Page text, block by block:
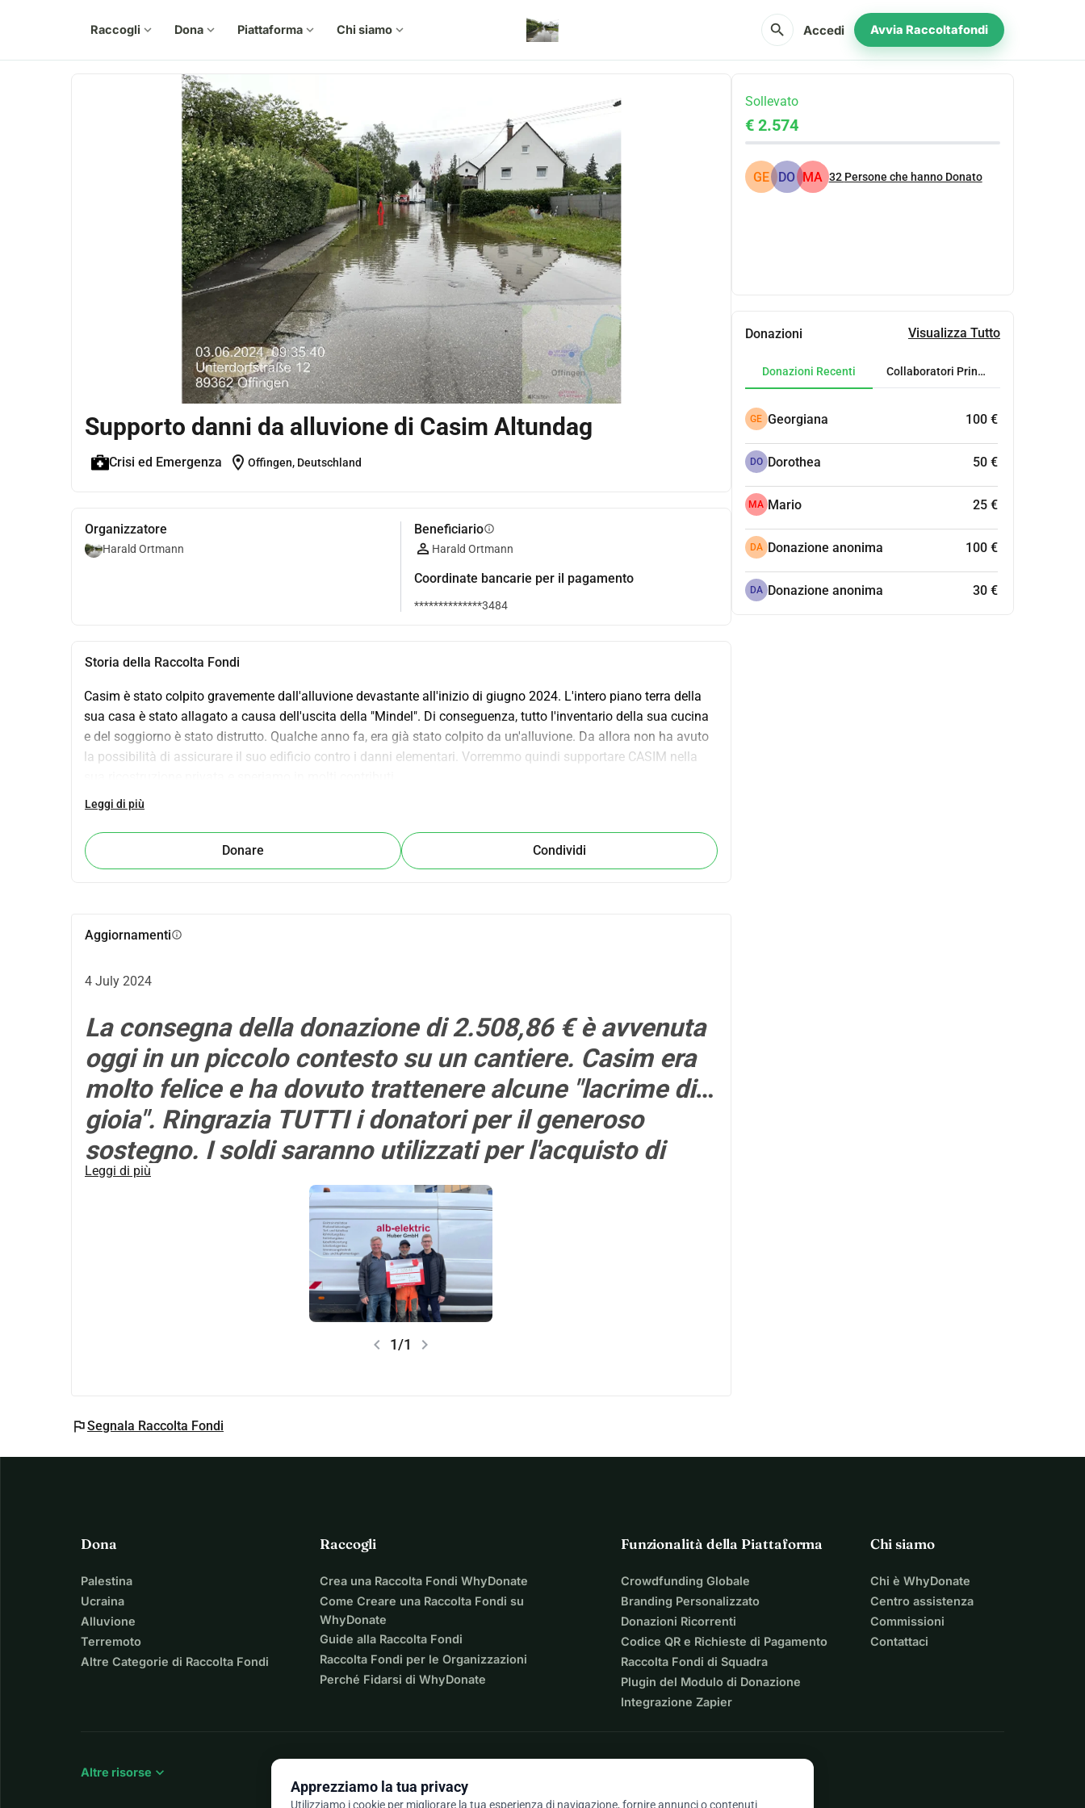
Raccogli expand_more Dona expand_more Piattaforma expand_more Chi siamo expand_more search Accedi Avvia Raccoltafondi
Supporto danni da alluvione di Casim Altundag
Crisi ed Emergenza location_on Offingen, Deutschland
Organizzatore
Harald Ortmann
Beneficiarioinfo
Harald Ortmann
Coordinate bancarie per il pagamento
**************3484
Storia della Raccolta Fondi
Casim è stato colpito gravemente dall'alluvione devastante all'inizio di giugno 2024. L'intero piano terra della
sua casa è stato allagato a causa dell'uscita della "Mindel". Di conseguenza, tutto l'inventario della sua cucina
e del soggiorno è stato distrutto. Qualche anno fa, era già stato colpito da un'alluvione. Da allora non ha avuto
la possibilità di assicurare il suo edificio contro i danni elementari. Vorremmo quindi supportare CASIM nella
Cari saluti,
Leggi di più
Donare Condividi
Aggiornamentiinfo
4 July 2024
La consegna della donazione di 2.508,86 € è avvenuta
oggi in un piccolo contesto su un cantiere. Casim era
molto felice e ha dovuto trattenere alcune "lacrime di
gioia". Ringrazia TUTTI i donatori per il generoso
sostegno. I soldi saranno utilizzati per l'acquisto di
mobili e per la cucina.
Leggi di più
chevron_left 1/1 chevron_right
flagSegnala Raccolta Fondi
Sollevato
€ 2.574
GE DO MA 32 Persone che hanno Donato
Donazioni Visualizza Tutto
Donazioni Recenti Collaboratori Principali
GE Georgiana 100 €
DO Dorothea 50 €
MA Mario 25 €
DA Donazione anonima 100 €
DA Donazione anonima 30 €
Dona
Palestina
Ucraina
Alluvione
Terremoto
Altre Categorie di Raccolta Fondi
Raccogli
Crea una Raccolta Fondi WhyDonate
Come Creare una Raccolta Fondi su
WhyDonate
Guide alla Raccolta Fondi
Raccolta Fondi per le Organizzazioni
Perché Fidarsi di WhyDonate
Funzionalità della Piattaforma
Crowdfunding Globale
Branding Personalizzato
Donazioni Ricorrenti
Codice QR e Richieste di Pagamento
Raccolta Fondi di Squadra
Plugin del Modulo di Donazione
Integrazione Zapier
Chi siamo
Chi è WhyDonate
Centro assistenza
Commissioni
Contattaci
Altre risorse expand_more
Apprezziamo la tua privacy
Utilizziamo i cookie per migliorare la tua esperienza di navigazione, fornire annunci o contenuti